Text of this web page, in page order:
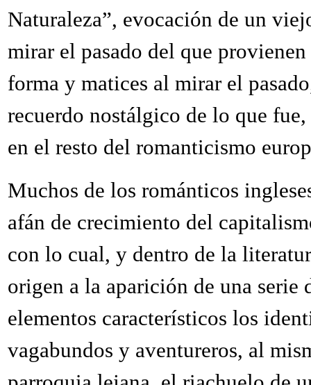
Naturaleza”, evocación de un
mirar el pasado del que
forma y matices al mirar el
recuerdo nostálgico de lo que
en el resto del romanticismo
Muchos de los románticos
afán de crecimiento del
con lo cual, y dentro de la
origen a la aparición de una serie
elementos característicos los
vagabundos y aventureros, al